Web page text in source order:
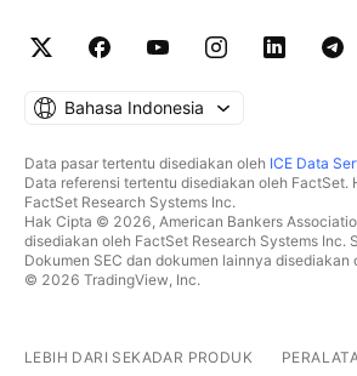
Bahasa Indonesia
Data pasar tertentu disediakan oleh ICE Data
Data referensi tertentu disediakan oleh
FactSet Research Systems Inc.
Hak Cipta © 2026, American Bankers
disediakan oleh FactSet Research Systems Inc.
Dokumen SEC dan dokumen lainnya disediakan
© 2026 TradingView, Inc.
LEBIH DARI SEKADAR PRODUK